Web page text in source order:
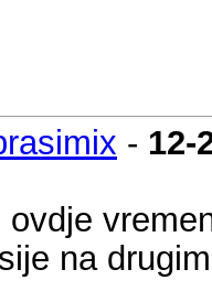
- 12-
na